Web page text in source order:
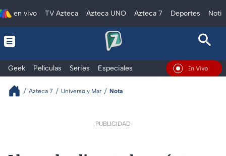
en vivo TV Azteca Azteca UNO Azteca 7 Deportes
Geek Películas Series Especiales En Vivo
Azteca 7 Universo y Mar Nota
PUBLICIDAD